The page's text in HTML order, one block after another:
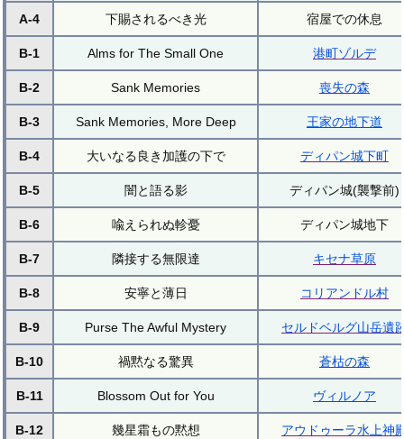
A-4 下賜されるべき光 宿屋での休息
B-1 Alms for The Small One 港町ゾルデ
B-2 Sank Memories 喪失の森
B-3 Sank Memories, More Deep 王家の地下道
B-4 大いなる良き加護の下で ディパン城下町
B-5 闇と語る影 ディパン城(襲撃前)
B-6 喩えられぬ軫憂 ディパン城地下
B-7 隣接する無限達 キセナ草原
B-8 安寧と薄日 コリアンドル村
B-9 Purse The Awful Mystery セルドベルグ山岳遺
B-10 禍黙なる驚異 蒼枯の森
B-11 Blossom Out for You ヴィルノア
B-12 幾星霜もの黙想 アウドゥーラ水上神